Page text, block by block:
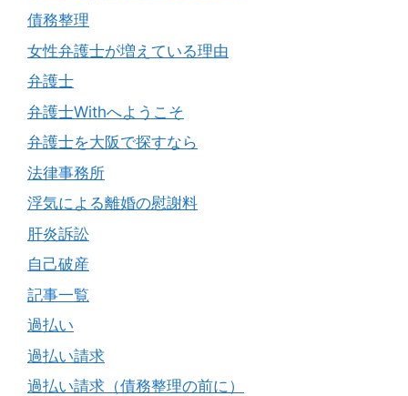
債務整理
女性弁護士が増えている理由
弁護士
弁護士Withへようこそ
弁護士を大阪で探すなら
法律事務所
浮気による離婚の慰謝料
肝炎訴訟
自己破産
記事一覧
過払い
過払い請求
過払い請求（債務整理の前に）